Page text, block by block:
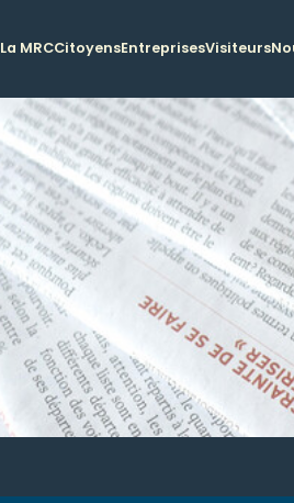
La MRCCitoyensEntreprisesVisiteurs